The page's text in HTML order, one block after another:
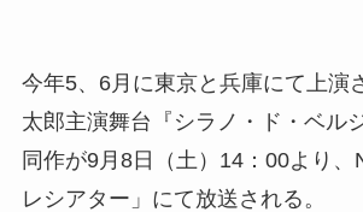
今年5、6月に東京と兵庫にて上演
太郎主演舞台『シラノ・ド・ベル
同作が9月8日（土）14：00より、
レシアター」にて放送される。